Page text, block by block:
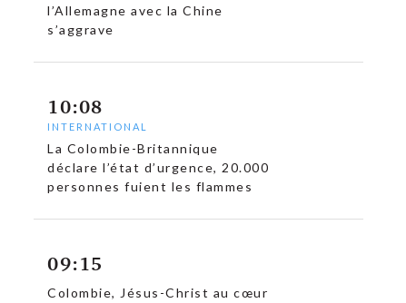
l’Allemagne avec la Chine
s’aggrave
10:08
INTERNATIONAL
La Colombie-Britannique
déclare l’état d’urgence, 20.000
personnes fuient les flammes
09:15
Colombie, Jésus-Christ au cœur